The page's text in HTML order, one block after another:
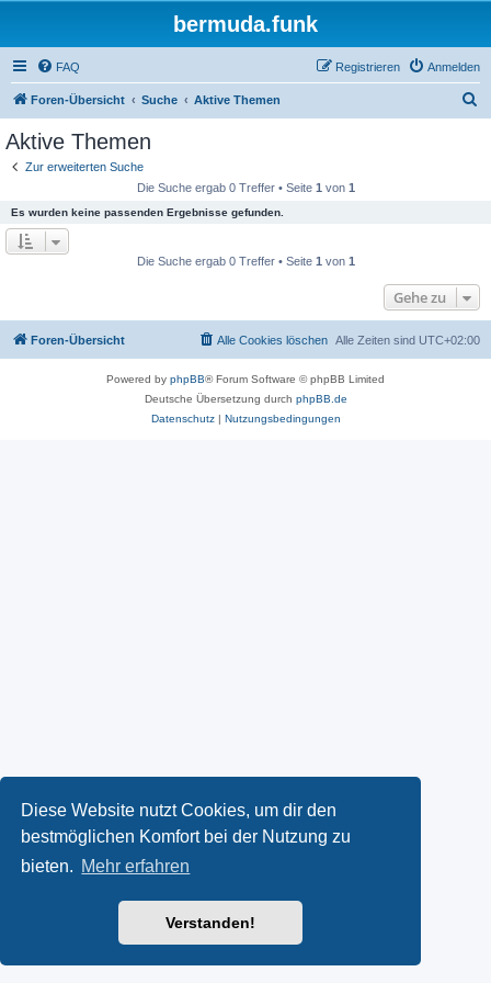
Diese Website nutzt Cookies, um dir den
bestmöglichen Komfort bei der Nutzung zu
bieten. Mehr erfahren
Verstanden!
bermuda.funk
FAQ Anmelden
Registrieren
Foren-Übersicht Suche Aktive Themen
Aktive Themen
Zur erweiterten Suche
Die Suche ergab 0 Treffer • Seite 1 von 1
Es wurden keine passenden Ergebnisse gefunden.
Die Suche ergab 0 Treffer • Seite 1 von 1
Gehe zu
Foren-Übersicht Alle Zeiten sind UTC+02:00
Alle Cookies löschen
Powered by phpBB® Forum Software © phpBB Limited
Deutsche Übersetzung durch phpBB.de
Datenschutz| Nutzungsbedingungen